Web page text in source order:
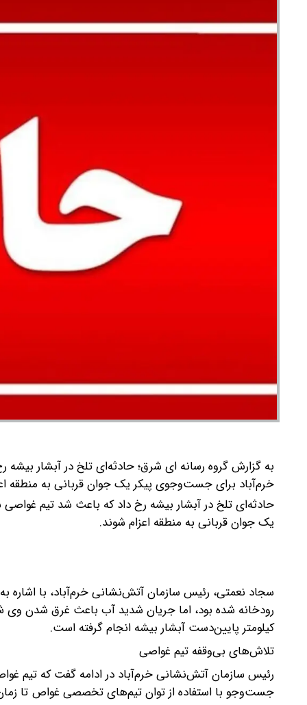
به گزارش گروه رسانه ای شرق؛ حادثه‌ای تلخ در آبشار
خرم‌آباد برای جست‌وجوی پیکر یک جوان قربانی به منطقه
حادثه‌ای تلخ در آبشار بیشه رخ داد که باعث شد تیم
یک جوان قربانی به منطقه اعزام شوند.
کیلومتر پایین‌دست آبشار بیشه انجام گرفته است.
تلاش‌های بی‌وقفه تیم غواصی
رئیس سازمان آتش‌نشانی خرم‌آباد در ادامه گفت که تیم
جست‌وجو با استفاده از توان تیم‌های تخصصی غواص تا